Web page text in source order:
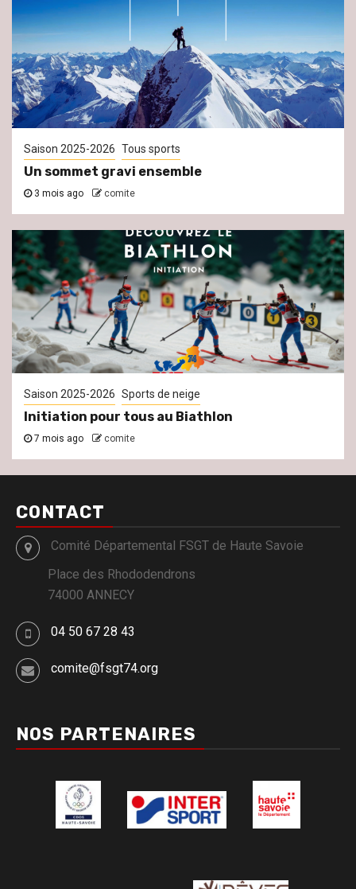
Saison 2025-2026 Tous sports
Un sommet gravi ensemble
3 mois ago comite
Saison 2025-2026 Sports de neige
Initiation pour tous au Biathlon
7 mois ago comite
CONTACT
Comité Départemental FSGT de Haute Savoie
Place des Rhododendrons
74000 ANNECY
04 50 67 28 43
comite@fsgt74.org
NOS PARTENAIRES